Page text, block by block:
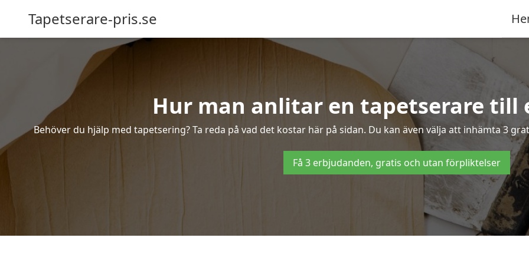
Tapetserare-pris.se
Hur man anlitar en tapetserare till
Behöver du hjälp med tapetsering? Ta reda på vad det kostar här på sidan. Du kan även välja att inhämta 3
Få 3 erbjudanden, gratis och utan förpliktelser